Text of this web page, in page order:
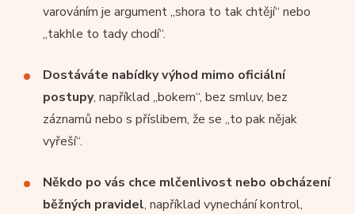
varováním je argument „shora to tak chtějí“ nebo
„takhle to tady chodí“.
Dostáváte nabídky výhod mimo oficiální
postupy, například „bokem“, bez smluv, bez
záznamů nebo s příslibem, že se „to pak nějak
vyřeší“.
Někdo po vás chce mlčenlivost nebo obcházení
běžných pravidel, například vynechání kontrol,